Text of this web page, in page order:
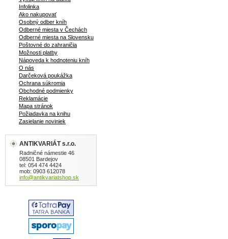
Infolinka
Ako nakupovať
Osobný odber kníh
Odberné miesta v Čechách
Odberné miesta na Slovensku
Poštovné do zahraničia
Možnosti platby
Nápoveda k hodnoteniu kníh
O nás
Darčeková poukážka
Ochrana súkromia
Obchodné podmienky
Reklamácie
Mapa stránok
Požiadavka na knihu
Zasielanie noviniek
ANTIKVARIÁT s.r.o.
Radničné námestie 46
08501 Bardejov
tel: 054 474 4424
mob: 0903 612078
info@antikvariatshop.sk